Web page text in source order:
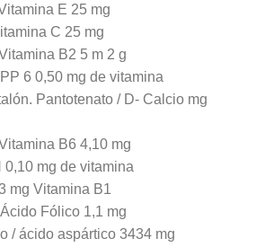
E 25 mg
C 25 mg
B2 5 m 2 g
6 0,50 mg de vitamina
Pantotenato / D- Calcio mg
B6 4,10 mg
0,10 mg de vitamina
mg Vitamina B1
Fólico 1,1 mg
/ ácido aspártico 3434 mg